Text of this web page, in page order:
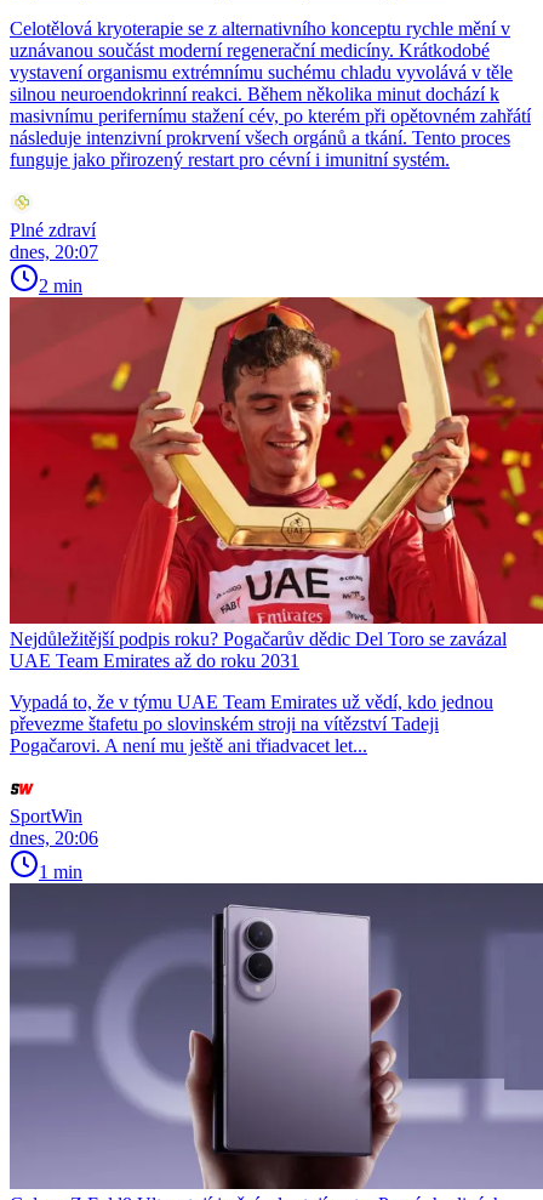
Celotělová kryoterapie se z alternativního konceptu rychle mění v
uznávanou součást moderní regenerační medicíny. Krátkodobé
vystavení organismu extrémnímu suchému chladu vyvolává v těle
silnou neuroendokrinní reakci. Během několika minut dochází k
masivnímu perifernímu stažení cév, po kterém při opětovném zahřátí
následuje intenzivní prokrvení všech orgánů a tkání. Tento proces
funguje jako přirozený restart pro cévní i imunitní systém.
Plné zdraví
dnes, 20:07
2 min
Nejdůležitější podpis roku? Pogačarův dědic Del Toro se zavázal
UAE Team Emirates až do roku 2031
Vypadá to, že v týmu UAE Team Emirates už vědí, kdo jednou
převezme štafetu po slovinském stroji na vítězství Tadeji
Pogačarovi. A není mu ještě ani třiadvacet let...
SportWin
dnes, 20:06
1 min